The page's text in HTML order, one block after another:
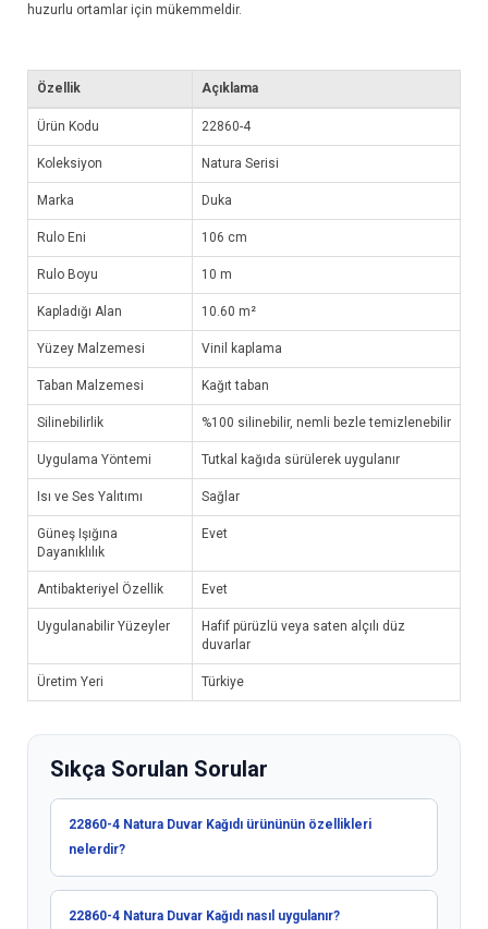
huzurlu ortamlar için mükemmeldir.
Özellik Açıklama
Ürün Kodu 22860-4
Koleksiyon Natura Serisi
Marka Duka
Rulo Eni 106 cm
Rulo Boyu 10 m
Kapladığı Alan 10.60 m²
Yüzey Malzemesi Vinil kaplama
Taban Malzemesi Kağıt taban
Silinebilirlik %100 silinebilir, nemli bezle temizlenebilir
Uygulama Yöntemi Tutkal kağıda sürülerek uygulanır
Isı ve Ses Yalıtımı Sağlar
Güneş Işığına
Dayanıklılık
Evet
Antibakteriyel Özellik Evet
Uygulanabilir Yüzeyler
Hafif pürüzlü veya saten alçılı düz
duvarlar
Üretim Yeri Türkiye
Sıkça Sorulan Sorular
22860-4 Natura Duvar Kağıdı ürününün özellikleri
nelerdir?
22860-4 Natura Duvar Kağıdı nasıl uygulanır?